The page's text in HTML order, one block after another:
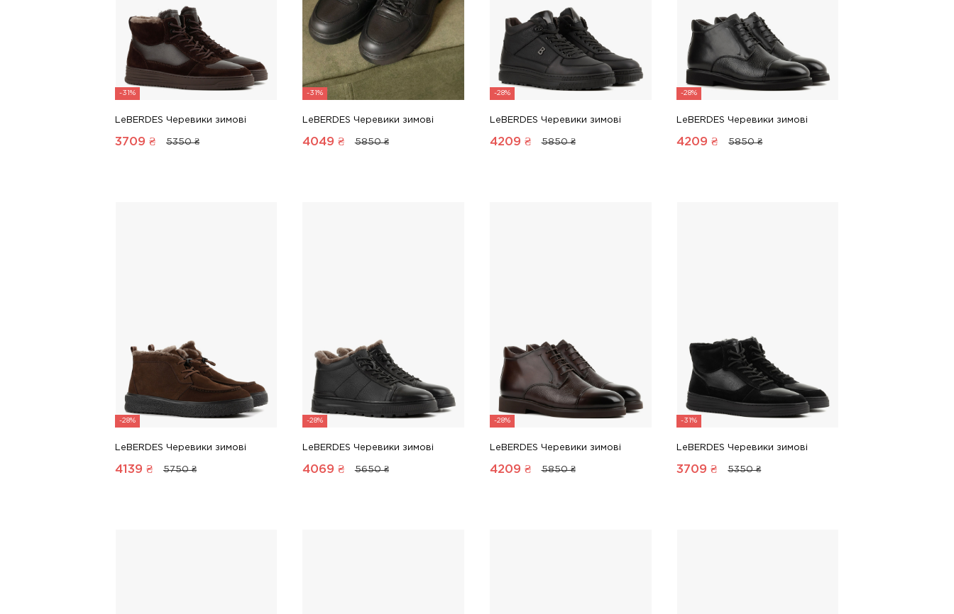
-31%
LeBERDES Черевики зимові
3709 ₴ 5350 ₴
-31%
LeBERDES Черевики зимові
4049 ₴ 5850 ₴
-28%
LeBERDES Черевики зимові
4209 ₴ 5850 ₴
-28%
LeBERDES Черевики зимові
4209 ₴ 5850 ₴
-28%
LeBERDES Черевики зимові
4139 ₴ 5750 ₴
-28%
LeBERDES Черевики зимові
4069 ₴ 5650 ₴
-28%
LeBERDES Черевики зимові
4209 ₴ 5850 ₴
-31%
LeBERDES Черевики зимові
3709 ₴ 5350 ₴